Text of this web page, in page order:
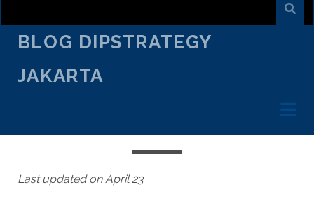
BLOG DIPSTRATEGY
JAKARTA
Last updated on April 23